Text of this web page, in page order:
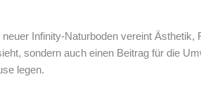
Infinity-Naturboden vereint Ästhetik,
sondern auch einen Beitrag für die
legen.